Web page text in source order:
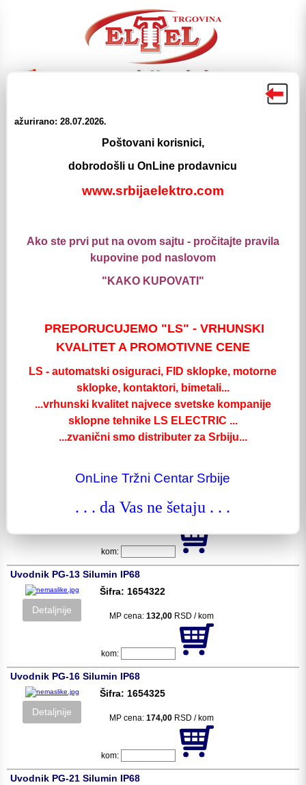
ažurirano: 28.07.2026.
Poštovani korisnici,
dobrodošli u OnLine prodavnicu
www.srbijaelektro.com
Ako ste prvi put na ovom sajtu - pročitajte pravila
kupovine pod naslovom
"KAKO KUPOVATI"
PREPORUCUJEMO "LS" - VRHUNSKI
KVALITET A PROMOTIVNE CENE
LS - automatski osiguraci, FID sklopke, motorne
sklopke, kontaktori, bimetali...
...vrhunski kvalitet najvece svetske kompanije
sklopne tehnike LS ELECTRIC ...
...zvanični smo distributer za Srbiju...
OnLine Tržni Centar Srbije
. . . da Vas ne šetaju . . .
☰
Pretraga Login Korpa
Tehnika montaze
Uvodnik Silumin IP68
Šifra: 1654313
kom:
Uvodnik PG-9 Silumin IP68
Detaljnije
Šifra: 1654316
MP cena:108,00
Uvodnik PG-11 Silumin IP68
MP cena: 124,00RSD / kom
kom:
Uvodnik PG-13 Silumin IP68
Detaljnije
Šifra: 1654322
MP cena: 132,00 RSD / kom
kom:
Uvodnik PG-16 Silumin IP68
Detaljnije
Šifra: 1654325
MP cena: 174,00 RSD / kom
kom:
Uvodnik PG-21 Silumin IP68